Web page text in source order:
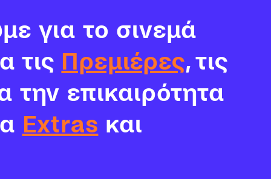
για το σινεμά
τις Πρεμιέρες, τις
την επικαιρότητα
Extras και